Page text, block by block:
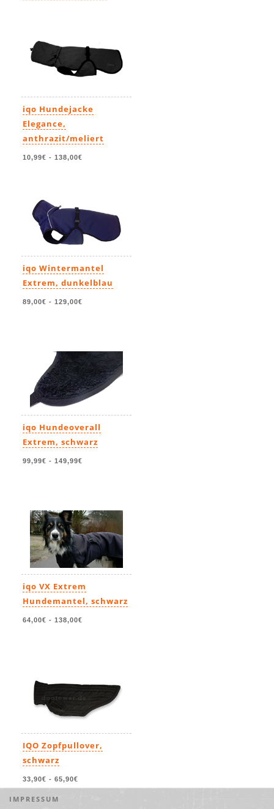
iqo Hundejacke
Elegance,
anthrazit/meliert
10,99€ - 138,00€
iqo Wintermantel
Extrem, dunkelblau
89,00€ - 129,00€
iqo Hundeoverall
Extrem, schwarz
99,99€ - 149,99€
iqo VX Extrem
Hundemantel, schwarz
64,00€ - 138,00€
IQO Zopfpullover,
schwarz
33,90€ - 65,90€
IMPRESSUM